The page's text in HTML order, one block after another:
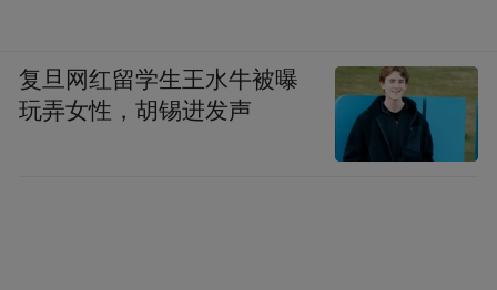
复旦网红留学生王水牛被曝
玩弄女性，胡锡进发声